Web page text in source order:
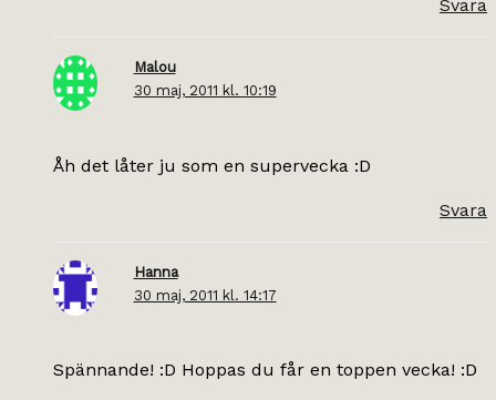
Svara
Malou
30 maj, 2011 kl. 10:19
Åh det låter ju som en supervecka :D
Svara
Hanna
30 maj, 2011 kl. 14:17
Spännande! :D Hoppas du får en toppen vecka! :D